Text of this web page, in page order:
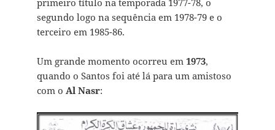
primeiro título na temporada 1977-78, o
segundo logo na sequência em 1978-79 e o
terceiro em 1985-86.
Um grande momento ocorreu em 1973,
quando o Santos foi até lá para um amistoso
com o Al Nasr: